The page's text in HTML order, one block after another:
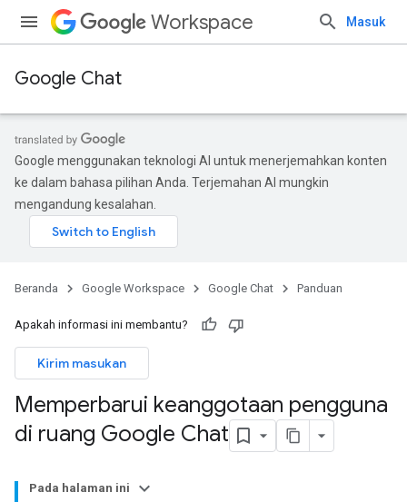
Workspace Masuk
Google Chat
Google menggunakan teknologi AI untuk menerjemahkan konten
ke dalam bahasa pilihan Anda. Terjemahan AI mungkin
mengandung kesalahan.
Beranda Google Workspace Google Chat Panduan
Apakah informasi ini membantu?
Kirim masukan
Memperbarui keanggotaan pengguna
di ruang Google Chat
Pada halaman ini